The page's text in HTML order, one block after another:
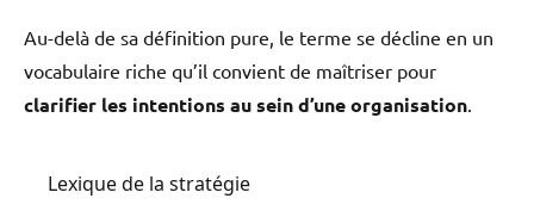
Au-delà de sa définition pure, le terme se décline en un
vocabulaire riche qu’il convient de maîtriser pour
clarifier les intentions au sein d’une organisation
Lexique de la stratégie